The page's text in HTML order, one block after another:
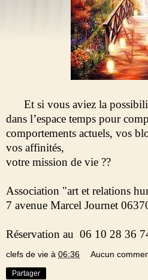
Et si vous aviez la
dans l’espace temps pour
comportements actuels, vos
vos affinités,
votre mission de vie ??
Association "art et relations
7 avenue Marcel Journet
Réservation au 06 10 28 36
clefs de vie à 06:36 Aucun
Partager